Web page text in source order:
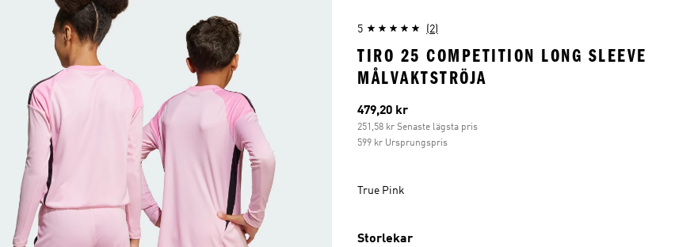
5 (2)
TIRO 25 COMPETITION LONG SLEEVE
MÅLVAKTSTRÖJA
Aktuellt pris
479,20 kr
251,58 kr Senaste lägsta pris
599 kr Ursprungspris
True Pink
Storlekar